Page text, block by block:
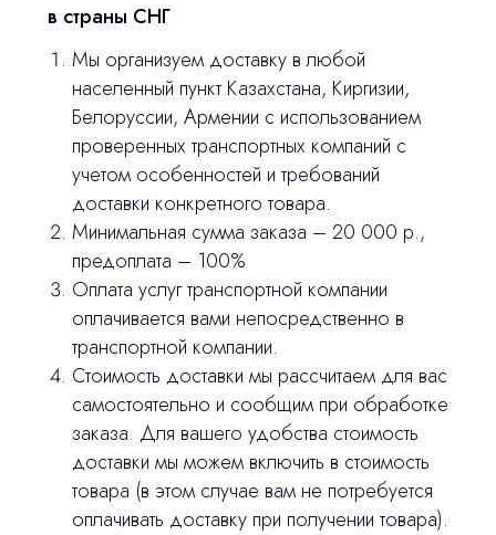
в страны СНГ
Мы организуем доставку в любой
населенный пункт Казахстана, Киргизии,
Белоруссии, Армении с использованием
проверенных транспортных компаний с
учетом особенностей и требований
доставки конкретного товара.
Минимальная сумма заказа – 20 000 р.,
предоплата – 100%
Оплата услуг транспортной компании
оплачивается вами непосредственно в
транспортной компании.
Стоимость доставки мы рассчитаем для вас
самостоятельно и сообщим при обработке
заказа. Для вашего удобства стоимость
доставки мы можем включить в стоимость
товара (в этом случае вам не потребуется
оплачивать доставку при получении товара).
Продукция
Лицензирование
Изготовление хирургических шаблонов
Политика конфиденциальности
Контакты